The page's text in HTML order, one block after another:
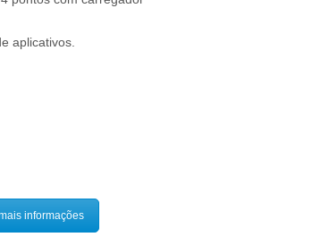
aplicativos.
informações